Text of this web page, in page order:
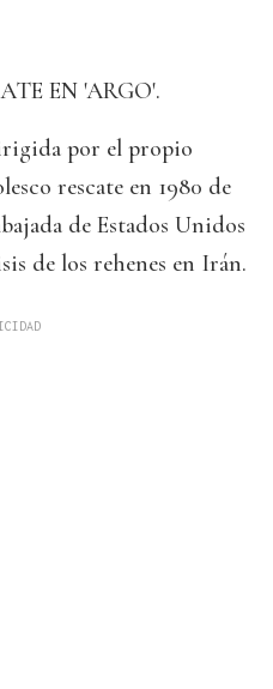
EN 'ARGO'.
por el propio
rescate en 1980 de
de Estados Unidos
de los rehenes en Irán.